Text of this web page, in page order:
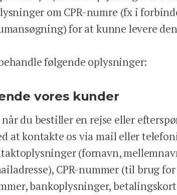
om CPR-numre (fx i
for at kunne levere
følgende oplysninger:
vores kunder
du bestiller en rejse eller
at kontakte os via mail eller
(fornavn,
CPR-nummer (til brug
bankoplysninger,